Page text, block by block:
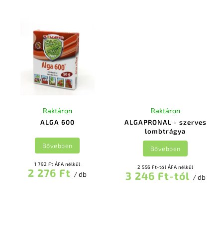
ALGA 600
Raktáron
1 792 Ft ÁFA nélkül
2 276 Ft / db
Bővebben
ALGAPRONAL - szerves
lombtrágya
Raktáron
2 556 Ft-tól ÁFA nélkül
3 246 Ft-tól / db
Bővebben